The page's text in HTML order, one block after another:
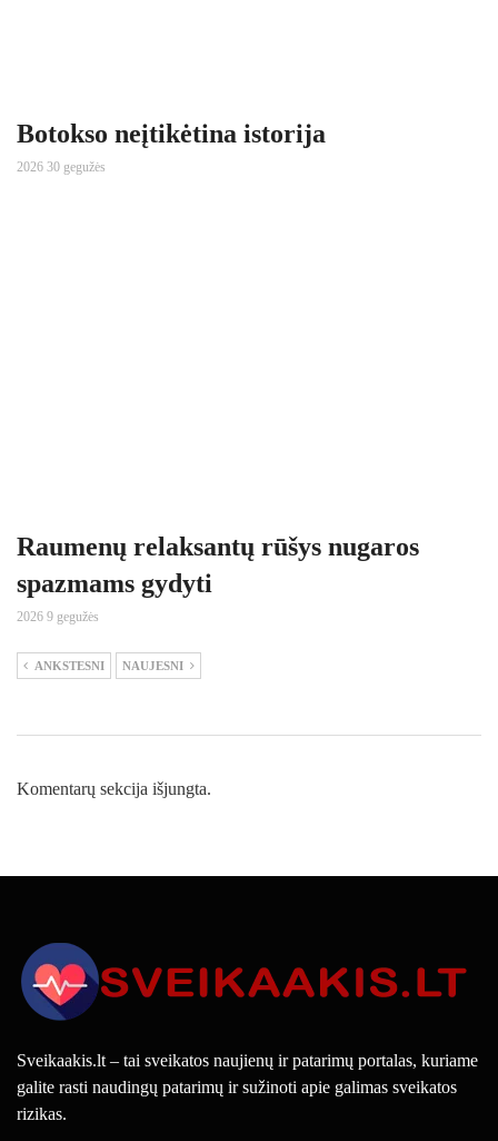
Botokso neįtikėtina istorija
2026 30 gegužės
Raumenų relaksantų rūšys nugaros
spazmams gydyti
2026 9 gegužės
ANKSTESNI NAUJESNI
Komentarų sekcija išjungta.
Sveikaakis.lt – tai sveikatos naujienų ir patarimų portalas, kuriame
galite rasti naudingų patarimų ir sužinoti apie galimas sveikatos
rizikas.